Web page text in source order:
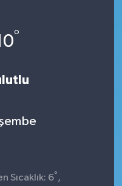
°
Sıcaklık: 6° ,